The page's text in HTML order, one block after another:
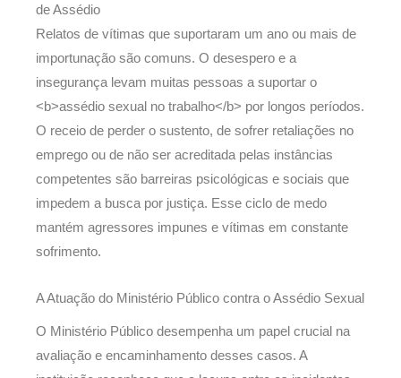
de Assédio
Relatos de vítimas que suportaram um ano ou mais de
importunação são comuns. O desespero e a
insegurança levam muitas pessoas a suportar o
<b>assédio sexual no trabalho</b> por longos períodos.
O receio de perder o sustento, de sofrer retaliações no
emprego ou de não ser acreditada pelas instâncias
competentes são barreiras psicológicas e sociais que
impedem a busca por justiça. Esse ciclo de medo
mantém agressores impunes e vítimas em constante
sofrimento.
A Atuação do Ministério Público contra o Assédio Sexual
O Ministério Público desempenha um papel crucial na
avaliação e encaminhamento desses casos. A